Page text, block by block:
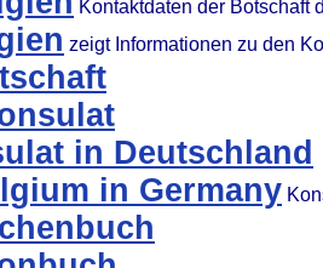
Kontaktdaten der Botschaft
zeigt Informationen zu den
in Deutschland
in Germany